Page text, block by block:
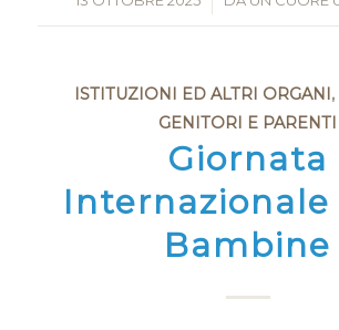
ISTITUZIONI ED ALTRI ORGANI,
GENITORI E PARENTI
Giornata
Bambine